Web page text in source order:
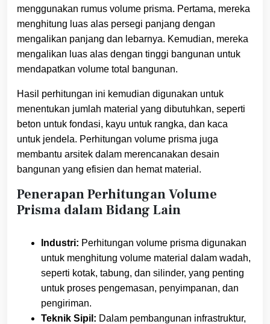
menggunakan rumus volume prisma. Pertama, mereka
menghitung luas alas persegi panjang dengan
mengalikan panjang dan lebarnya. Kemudian, mereka
mengalikan luas alas dengan tinggi bangunan untuk
mendapatkan volume total bangunan.
Hasil perhitungan ini kemudian digunakan untuk
menentukan jumlah material yang dibutuhkan, seperti
beton untuk fondasi, kayu untuk rangka, dan kaca
untuk jendela. Perhitungan volume prisma juga
membantu arsitek dalam merencanakan desain
bangunan yang efisien dan hemat material.
Penerapan Perhitungan Volume
Prisma dalam Bidang Lain
Industri: Perhitungan volume prisma digunakan
untuk menghitung volume material dalam wadah,
seperti kotak, tabung, dan silinder, yang penting
untuk proses pengemasan, penyimpanan, dan
pengiriman.
Teknik Sipil: Dalam pembangunan infrastruktur,